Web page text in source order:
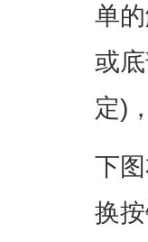
单
或
定)
下
换